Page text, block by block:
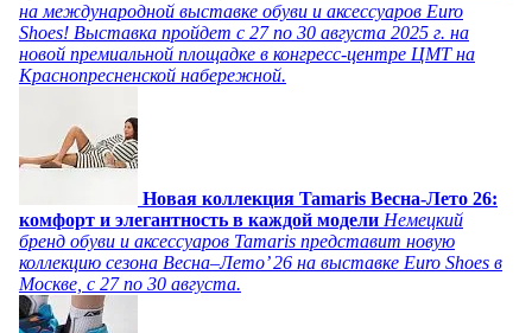
на международной выставке обуви и аксессуаров Euro
Shoes! Выставка пройдет c 27 по 30 августа 2025 г. на
новой премиальной площадке в конгресс-центре ЦМТ на
Краснопресненской набережной.
Новая коллекция Tamaris Весна-Лето 26:
комфорт и элегантность в каждой модели Немецкий
бренд обуви и аксессуаров Tamaris представит новую
коллекцию сезона Весна–Лето’ 26 на выставке Euro Shoes в
Москве, с 27 по 30 августа.